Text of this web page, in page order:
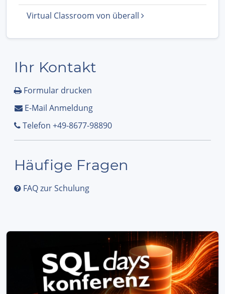
Virtual Classroom von überall
Ihr Kontakt
Formular drucken
E-Mail Anmeldung
Telefon +49-8677-98890
Häufige Fragen
FAQ zur Schulung